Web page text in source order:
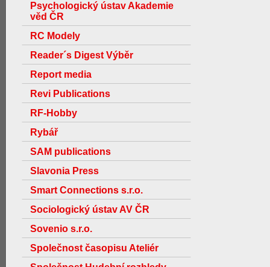
Psychologický ústav Akademie
věd ČR
RC Modely
Reader´s Digest Výběr
Report media
Revi Publications
RF-Hobby
Rybář
SAM publications
Slavonia Press
Smart Connections s.r.o.
Sociologický ústav AV ČR
Sovenio s.r.o.
Společnost časopisu Ateliér